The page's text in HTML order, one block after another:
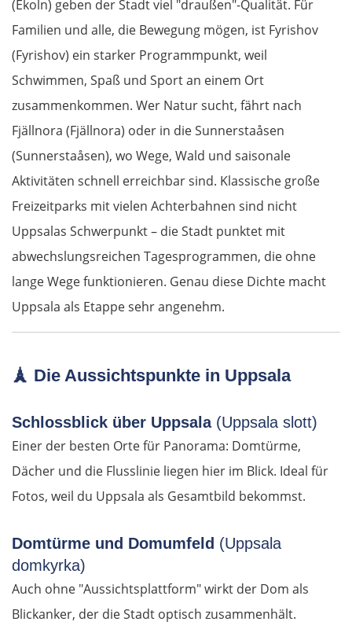
(Ekoln) geben der Stadt viel "draußen"-Qualität. Für
Familien und alle, die Bewegung mögen, ist Fyrishov
(Fyrishov) ein starker Programmpunkt, weil
Schwimmen, Spaß und Sport an einem Ort
zusammenkommen. Wer Natur sucht, fährt nach
Fjällnora (Fjällnora) oder in die Sunnerstaåsen
(Sunnerstaåsen), wo Wege, Wald und saisonale
Aktivitäten schnell erreichbar sind. Klassische große
Freizeitparks mit vielen Achterbahnen sind nicht
Uppsalas Schwerpunkt – die Stadt punktet mit
abwechslungsreichen Tagesprogrammen, die ohne
lange Wege funktionieren. Genau diese Dichte macht
Uppsala als Etappe sehr angenehm.
🗼 Die Aussichtspunkte in Uppsala
Schlossblick über Uppsala (Uppsala slott)
Einer der besten Orte für Panorama: Domtürme,
Dächer und die Flusslinie liegen hier im Blick. Ideal für
Fotos, weil du Uppsala als Gesamtbild bekommst.
Domtürme und Domumfeld (Uppsala
domkyrka)
Auch ohne "Aussichtsplattform" wirkt der Dom als
Blickanker, der die Stadt optisch zusammenhält.
Bragança
Spanien Nord
Tordesillas
Arévalo
Guadarrama
Madrid
Sacedón
Daroca
Saragossa
Logroño
Vitoria-Gasteiz